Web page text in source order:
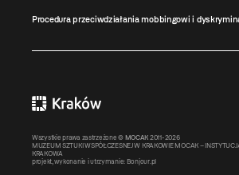
Procedura przeciwdziałania mobbingowi i
Wszystkie prawa zastrzeżone © MOCAK 2011-2026
MUZEUM SZTUKI WSPÓŁCZESNEJ W KRAKOWIE MOCAK –
KRAKOWA
projekt, wykonanie i utrzymanie: Bonjour.pl